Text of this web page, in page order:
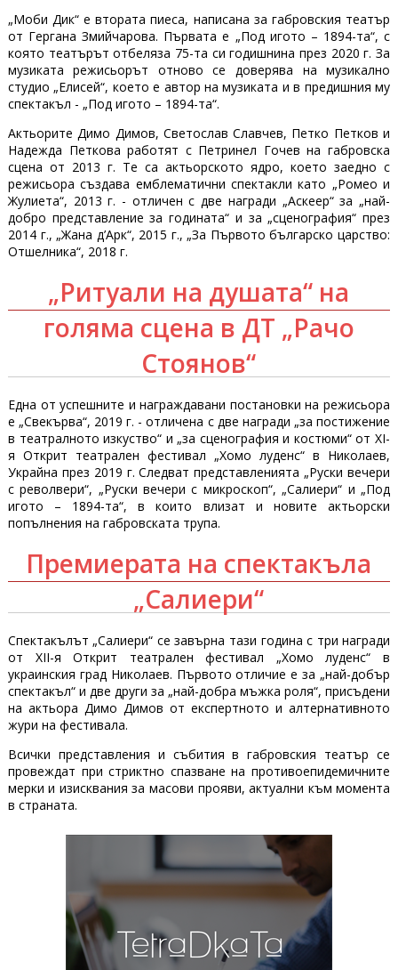
„Моби Дик“ е втората пиеса, написана за габровския театър
от Гергана Змийчарова. Първата е „Под игото – 1894-та“, с
която театърът отбеляза 75-та си годишнина през 2020 г. За
музиката режисьорът отново се доверява на музикално
студио „Елисей“, което е автор на музиката и в предишния му
спектакъл - „Под игото – 1894-та“.
Актьорите Димо Димов, Светослав Славчев, Петко Петков и
Надежда Петкова работят с Петринел Гочев на габровска
сцена от 2013 г. Те са актьорското ядро, което заедно с
режисьора създава емблематични спектакли като „Ромео и
Жулиета“, 2013 г. - отличен с две награди „Аскеер“ за „най-
добро представление за годината“ и за „сценография“ през
2014 г., „Жана д’Арк“, 2015 г., „За Първото българско царство:
Отшелника“, 2018 г.
„Ритуали на душата“ на
голяма сцена в ДТ „Рачо
Стоянов“
Една от успешните и награждавани постановки на режисьора
е „Свекърва“, 2019 г. - отличена с две награди „за постижение
в театралното изкуство“ и „за сценография и костюми“ от XI-
я Открит театрален фестивал „Хомо луденс“ в Николаев,
Украйна през 2019 г. Следват представленията „Руски вечери
с револвери“, „Руски вечери с микроскоп“, „Салиери“ и „Под
игото – 1894-та“, в които влизат и новите актьорски
попълнения на габровската трупа.
Премиерата на спектакъла
„Салиери“
Спектакълът „Салиери“ се завърна тази година с три награди
от XII-я Открит театрален фестивал „Хомо луденс“ в
украинския град Николаев. Първото отличие е за „най-добър
спектакъл“ и две други за „най-добра мъжка роля“, присъдени
на актьора Димо Димов от експертното и алтернативното
жури на фестивала.
Всички представления и събития в габровския театър се
провеждат при стриктно спазване на противоепидемичните
мерки и изисквания за масови прояви, актуални към момента
в страната.